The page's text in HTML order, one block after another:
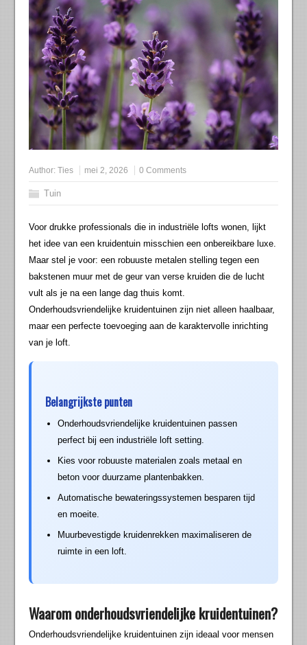
Author:Ties mei 2, 2026 0 Comments
Tuin
Voor drukke professionals die in industriële lofts wonen, lijkt
het idee van een kruidentuin misschien een onbereikbare luxe.
Maar stel je voor: een robuuste metalen stelling tegen een
bakstenen muur met de geur van verse kruiden die de lucht
vult als je na een lange dag thuis komt.
Onderhoudsvriendelijke kruidentuinen zijn niet alleen haalbaar,
maar een perfecte toevoeging aan de karaktervolle inrichting
van je loft.
Belangrijkste punten
Onderhoudsvriendelijke kruidentuinen passen
perfect bij een industriële loft setting.
Kies voor robuuste materialen zoals metaal en
beton voor duurzame plantenbakken.
Automatische bewateringssystemen besparen tijd
en moeite.
Muurbevestigde kruidenrekken maximaliseren de
ruimte in een loft.
Waarom onderhoudsvriendelijke kruidentuinen?
Onderhoudsvriendelijke kruidentuinen zijn ideaal voor mensen